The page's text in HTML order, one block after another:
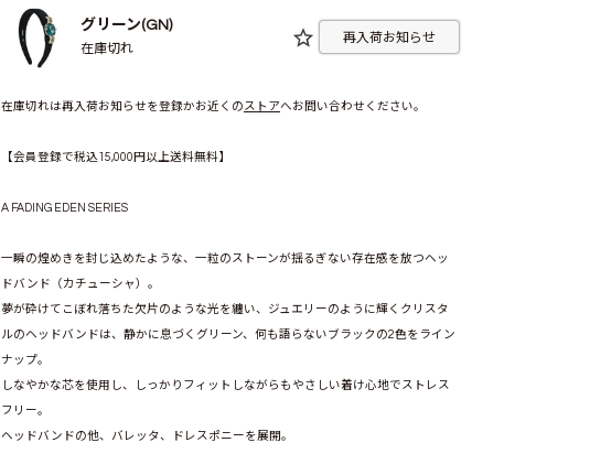
グリーン(GN)
グリーン(GN)
在庫切れ
再入荷お知らせ
在庫切れは再入荷お知らせを登録かお近くのストアへお問い合わせください。
【会員登録で税込15,000円以上送料無料】
A FADING EDEN SERIES
一瞬の煌めきを封じ込めたような、一粒のストーンが揺るぎない存在感を放つヘッ
ドバンド（カチューシャ）。
夢が砕けてこぼれ落ちた欠片のような光を纏い、ジュエリーのように輝くクリスタ
ルのヘッドバンドは、静かに息づくグリーン、何も語らないブラックの2色をライン
ナップ。
しなやかな芯を使用し、しっかりフィットしながらもやさしい着け心地でストレス
フリー。
ヘッドバンドの他、バレッタ、ドレスポニーを展開。